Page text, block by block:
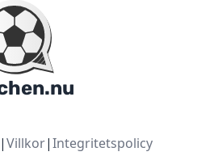
|Villkor|Integritetspolicy